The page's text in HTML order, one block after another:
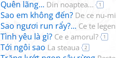
Quên lãng... Din noaptea... 1
Sao em không đến? De ce nu-
Sao ngươi run rẩy?... Ce te
Tình yêu là gì? Ce e amorul? 1
Tới ngôi sao La steaua 2